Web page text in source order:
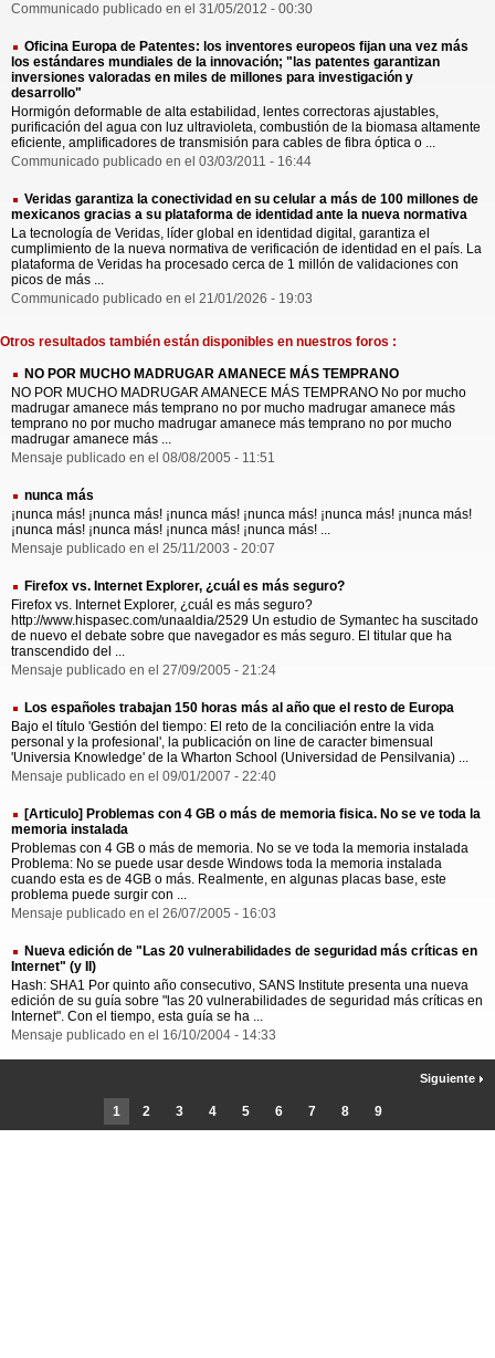
Communicado publicado en el 31/05/2012 - 00:30
Oficina Europa de Patentes: los inventores europeos fijan una vez más
los estándares mundiales de la innovación; "las patentes garantizan
inversiones valoradas en miles de millones para investigación y
desarrollo"
Hormigón deformable de alta estabilidad, lentes correctoras ajustables,
purificación del agua con luz ultravioleta, combustión de la biomasa altamente
eficiente, amplificadores de transmisión para cables de fibra óptica o ...
Communicado publicado en el 03/03/2011 - 16:44
Veridas garantiza la conectividad en su celular a más de 100 millones de
mexicanos gracias a su plataforma de identidad ante la nueva normativa
La tecnología de Veridas, líder global en identidad digital, garantiza el
cumplimiento de la nueva normativa de verificación de identidad en el país. La
plataforma de Veridas ha procesado cerca de 1 millón de validaciones con
picos de más ...
Communicado publicado en el 21/01/2026 - 19:03
Otros resultados también están disponibles en nuestros foros :
NO POR MUCHO MADRUGAR AMANECE MÁS TEMPRANO
NO POR MUCHO MADRUGAR AMANECE MÁS TEMPRANO No por mucho
madrugar amanece más temprano no por mucho madrugar amanece más
temprano no por mucho madrugar amanece más temprano no por mucho
madrugar amanece más ...
Mensaje publicado en el 08/08/2005 - 11:51
nunca más
¡nunca más! ¡nunca más! ¡nunca más! ¡nunca más! ¡nunca más! ¡nunca más!
¡nunca más! ¡nunca más! ¡nunca más! ¡nunca más! ...
Mensaje publicado en el 25/11/2003 - 20:07
Firefox vs. Internet Explorer, ¿cuál es más seguro?
Firefox vs. Internet Explorer, ¿cuál es más seguro?
http://www.hispasec.com/unaaldia/2529 Un estudio de Symantec ha suscitado
de nuevo el debate sobre que navegador es más seguro. El titular que ha
transcendido del ...
Mensaje publicado en el 27/09/2005 - 21:24
Los españoles trabajan 150 horas más al año que el resto de Europa
Bajo el título 'Gestión del tiempo: El reto de la conciliación entre la vida
personal y la profesional', la publicación on line de caracter bimensual
'Universia Knowledge' de la Wharton School (Universidad de Pensilvania) ...
Mensaje publicado en el 09/01/2007 - 22:40
[Articulo] Problemas con 4 GB o más de memoria fisica. No se ve toda la
memoria instalada
Problemas con 4 GB o más de memoria. No se ve toda la memoria instalada
Problema: No se puede usar desde Windows toda la memoria instalada
cuando esta es de 4GB o más. Realmente, en algunas placas base, este
problema puede surgir con ...
Mensaje publicado en el 26/07/2005 - 16:03
Nueva edición de "Las 20 vulnerabilidades de seguridad más críticas en
Internet" (y II)
Hash: SHA1 Por quinto año consecutivo, SANS Institute presenta una nueva
edición de su guía sobre "las 20 vulnerabilidades de seguridad más críticas en
Internet". Con el tiempo, esta guía se ha ...
Mensaje publicado en el 16/10/2004 - 14:33
1 2 3 4 5 6 7 8 9
Siguiente